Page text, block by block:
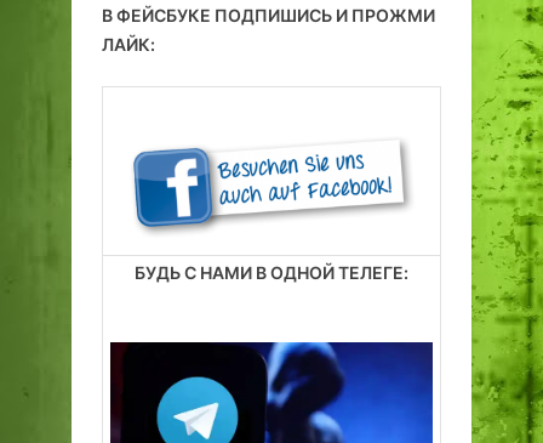
В ФЕЙСБУКЕ ПОДПИШИСЬ И ПРОЖМИ
ЛАЙК:
БУДЬ С НАМИ В ОДНОЙ ТЕЛЕГЕ: